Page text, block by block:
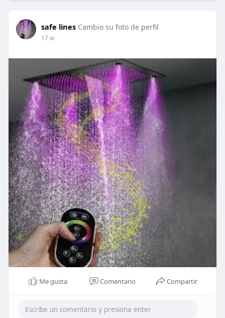
safe lines Cambio su foto de perfil
17 w
Me gusta Comentario Compartir